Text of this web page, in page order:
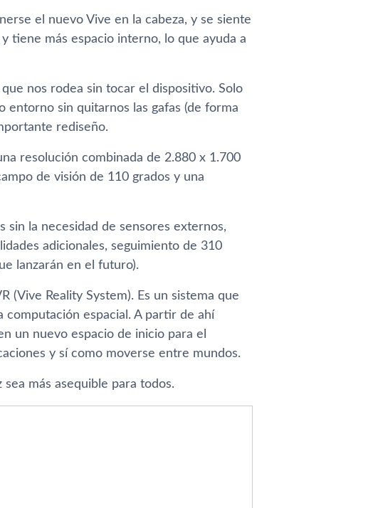
el nuevo Vive en la cabeza, y se siente
tiene más espacio interno, lo que ayuda a
nos rodea sin tocar el dispositivo. Solo
sin quitarnos las gafas (de forma
rediseño.
resolución combinada de 2.880 x 1.700
de visión de 110 grados y una
sin la necesidad de sensores externos,
adicionales, seguimiento de 310
lanzarán en el futuro).
(Vive Reality System). Es un sistema que
espacial. A partir de ahí
un nuevo espacio de inicio para el
y sí como moverse entre mundos.
más asequible para todos.